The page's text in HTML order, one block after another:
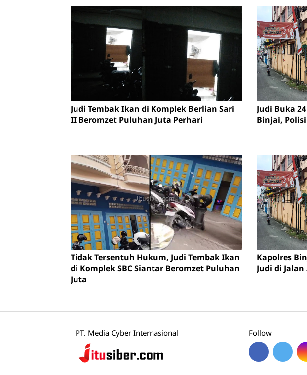
Judi Tembak Ikan di Komplek Berlian Sari
II Beromzet Puluhan Juta Perhari
Judi Buka
Binjai,
Tidak Tersentuh Hukum, Judi Tembak Ikan
di Komplek SBC Siantar Beromzet Puluhan
Juta
Kapolres
Judi di
PT. Media Cyber Internasional Follow